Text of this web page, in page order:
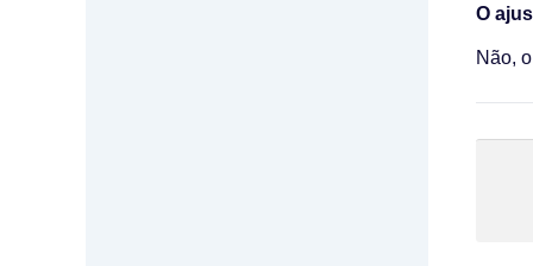
O
Não,